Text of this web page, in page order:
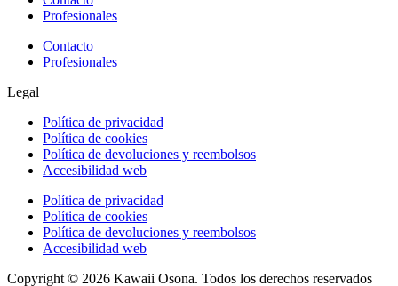
Profesionales
Contacto
Profesionales
Legal
Política de privacidad
Política de cookies
Política de devoluciones y reembolsos
Accesibilidad web
Política de privacidad
Política de cookies
Política de devoluciones y reembolsos
Accesibilidad web
Copyright © 2026 Kawaii Osona. Todos los derechos reservados